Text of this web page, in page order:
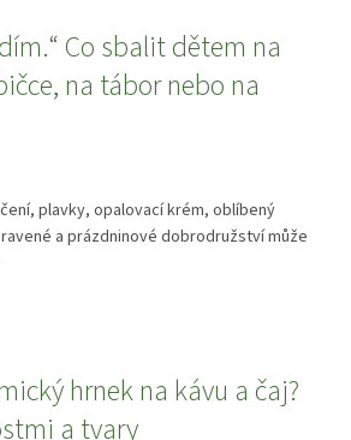
Co sbalit dětem na
na tábor nebo na
plavky, opalovací krém, oblíbený
a prázdninové dobrodružství může
hrnek na kávu a čaj?
a tvary